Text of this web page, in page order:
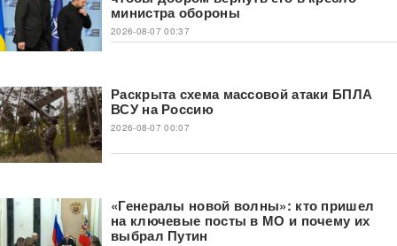
министра обороны
2026-08-07 00:37
Раскрыта схема массовой атаки БПЛА
ВСУ на Россию
2026-08-07 00:07
«Генералы новой волны»: кто пришел
на ключевые посты в МО и почему их
выбрал Путин